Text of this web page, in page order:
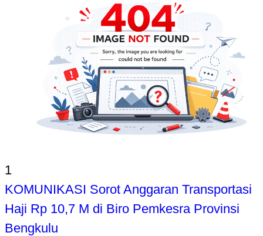
1
KOMUNIKASI Sorot Anggaran Transportasi
Haji Rp 10,7 M di Biro Pemkesra Provinsi
Bengkulu